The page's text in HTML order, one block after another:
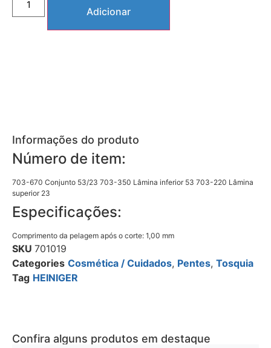
Adicionar
Informações do produto
Número de item:
703-670 Conjunto 53/23 703-350 Lâmina inferior 53 703-220 Lâmina
superior 23
Especificações:
Comprimento da pelagem após o corte: 1,00 mm
SKU 701019
Categories Cosmética / Cuidados, Pentes, Tosquia
Tag HEINIGER
Confira alguns produtos em destaque